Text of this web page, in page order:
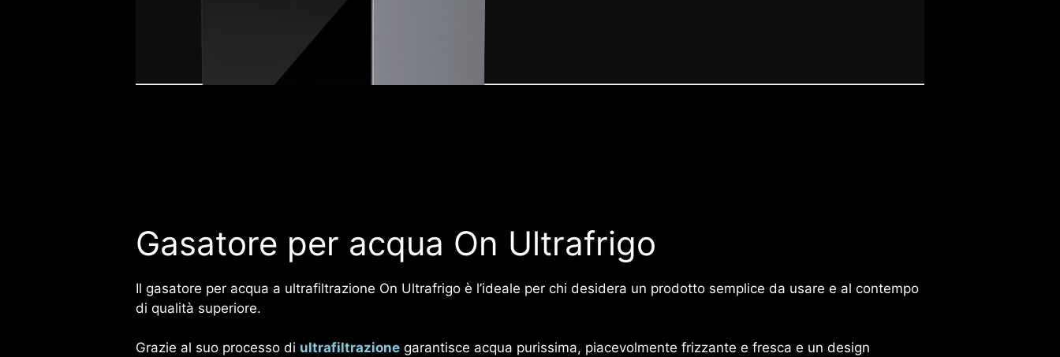
Gasatore per acqua On Ultrafrigo
Il gasatore per acqua a ultrafiltrazione On Ultrafrigo è l’ideale per chi desidera un prodotto semplice da usare e al contempo
di qualità superiore.
Grazie al suo processo di ultrafiltrazione garantisce acqua purissima, piacevolmente frizzante e fresca e un design